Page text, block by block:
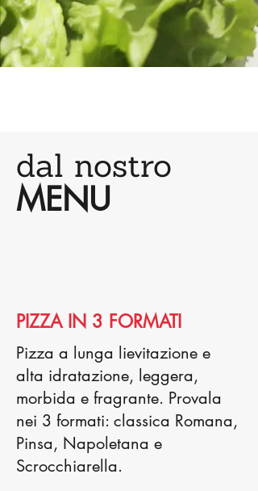
dal nostro
MENU
PIZZA IN 3 FORMATI
Pizza a lunga lievitazione e
alta idratazione, leggera,
morbida e fragrante. Provala
nei 3 formati: classica Romana,
Pinsa, Napoletana e
Scrocchiarella.